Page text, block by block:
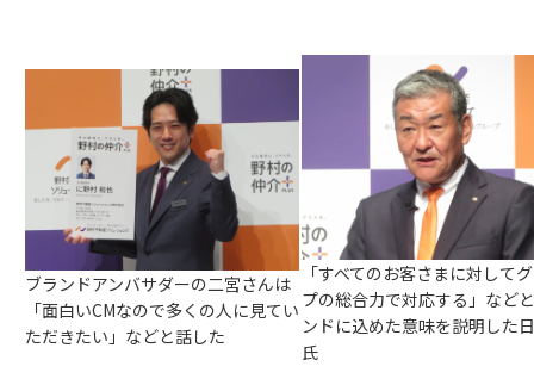
ブランドアンバサダーの二宮さんは
「面白いCMなので多くの人に見てい
ただきたい」などと話した
「すべてのお客さまに対して
プの総合力で対応する」など
ンドに込めた意味を説明した
氏